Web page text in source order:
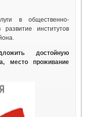
в общественно-
институтов
достойную
место проживание